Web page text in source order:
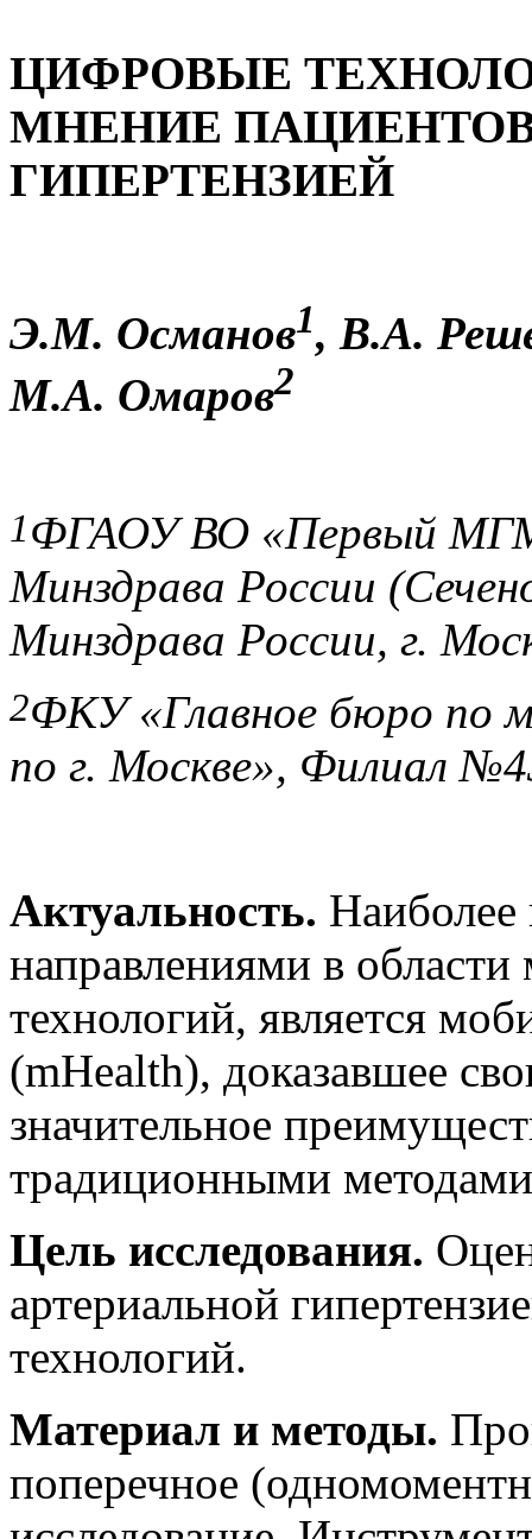
ЦИФРОВЫЕ
МНЕНИЕ
ГИПЕРТЕНЗИЕЙ
Э.М. Османов1, В.А.
М.А. Омаров2
1ФГАОУ ВО «Первый
Минздрава России
Минздрава России, г.
2ФКУ «Главное бюро по
по г. Москве», Филиал
Актуальность.
направлениями в
технологий, является
(mHealth), доказавшее
значительное
традиционными
Цель исследования.
артериальной
технологий.
Материал и методы.
поперечное